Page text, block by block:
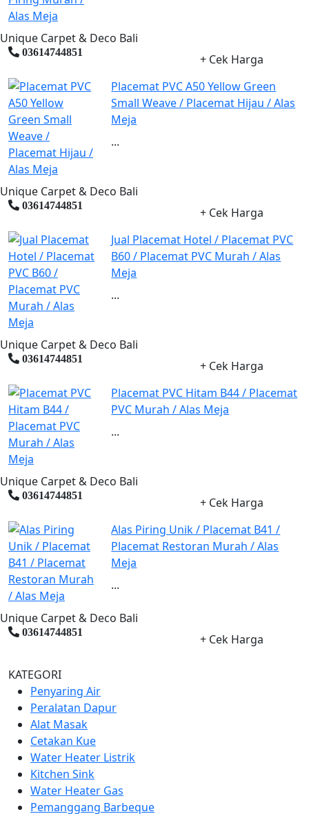
Unique Carpet & Deco Bali
03614744851
+ Cek Harga
Placemat PVC A50 Yellow Green
Small Weave / Placemat Hijau / Alas
Meja
...
Unique Carpet & Deco Bali
03614744851
+ Cek Harga
Jual Placemat Hotel / Placemat PVC
B60 / Placemat PVC Murah / Alas
Meja
...
Unique Carpet & Deco Bali
03614744851
+ Cek Harga
Placemat PVC Hitam B44 / Placemat
PVC Murah / Alas Meja
...
Unique Carpet & Deco Bali
03614744851
+ Cek Harga
Alas Piring Unik / Placemat B41 /
Placemat Restoran Murah / Alas
Meja
...
Unique Carpet & Deco Bali
03614744851 + Cek Harga
KATEGORI
Penyaring Air
Peralatan Dapur
Alat Masak
Cetakan Kue
Water Heater Listrik
Kitchen Sink
Water Heater Gas
Pemanggang Barbeque